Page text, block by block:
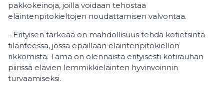
pakkokeinoja, joilla voidaan tehostaa
eläintenpitokieltojen noudattamisen valvontaa.
- Erityisen tärkeää on mahdollisuus tehdä kotietsintä
tilanteessa, jossa epäillään eläintenpitokiellon
rikkomista. Tämä on olennaista erityisesti kotirauhan
piirissä elävien lemmikkieläinten hyvinvoinnin
turvaamiseksi.